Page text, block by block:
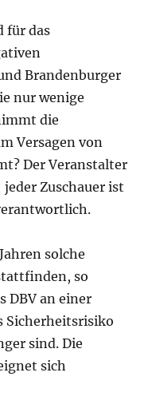
für das
Brandenburger
nur wenige
die
Versagen von
Der Veranstalter
Zuschauer ist
solche
so
DBV an einer
Sicherheitsrisiko
sind. Die
sich